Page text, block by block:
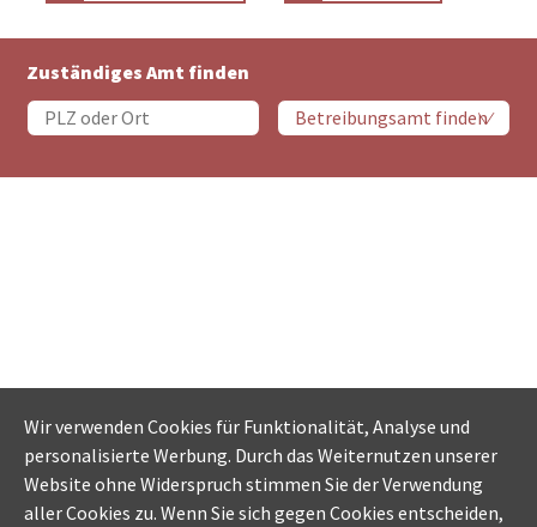
Zuständiges Amt finden
Wir verwenden Cookies für Funktionalität, Analyse und
personalisierte Werbung. Durch das Weiternutzen unserer
Website ohne Widerspruch stimmen Sie der Verwendung
aller Cookies zu. Wenn Sie sich gegen Cookies entscheiden,